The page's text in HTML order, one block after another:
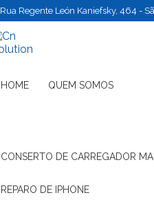
Rua Regente León Kaniefsky, 464 -
HOME QUEM SOMOS
CONSERTO DE CARREGADOR
REPARO DE IPHONE